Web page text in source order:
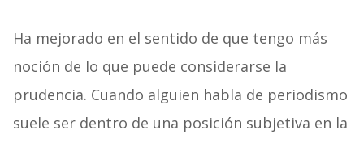
Ha mejorado en el sentido de que tengo más
noción de lo que puede considerarse la
prudencia. Cuando alguien habla de periodismo
suele ser dentro de una posición subjetiva en la